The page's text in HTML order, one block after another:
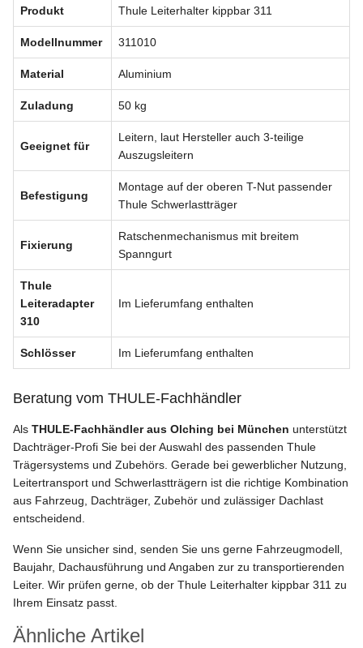
Produkt Thule Leiterhalter kippbar 311
Modellnummer 311010
Material Aluminium
Zuladung 50 kg
Geeignet für
Leitern, laut Hersteller auch 3-teilige
Auszugsleitern
Befestigung
Montage auf der oberen T-Nut passender
Thule Schwerlastträger
Fixierung
Ratschenmechanismus mit breitem
Spanngurt
Thule
Leiteradapter
310
Im Lieferumfang enthalten
Schlösser Im Lieferumfang enthalten
Beratung vom THULE-Fachhändler
Als THULE-Fachhändler aus Olching bei München unterstützt
Dachträger-Profi Sie bei der Auswahl des passenden Thule
Trägersystems und Zubehörs. Gerade bei gewerblicher Nutzung,
Leitertransport und Schwerlastträgern ist die richtige Kombination
aus Fahrzeug, Dachträger, Zubehör und zulässiger Dachlast
entscheidend.
Wenn Sie unsicher sind, senden Sie uns gerne Fahrzeugmodell,
Baujahr, Dachausführung und Angaben zur zu transportierenden
Leiter. Wir prüfen gerne, ob der Thule Leiterhalter kippbar 311 zu
Ihrem Einsatz passt.
Ähnliche Artikel